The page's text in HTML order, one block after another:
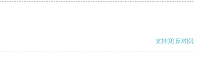
支持[0] 反对[0]